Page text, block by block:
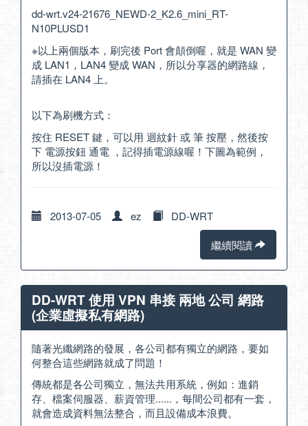
dd-wrt.v24-21676_NEWD-2_K2.6_mini_RT-
N10PLUSD1
※以上兩個版本，刷完後 Port 會顛倒喔，就是 WAN 變
成 LAN1，LAN4 變成 WAN，所以分享器的網路線，
請插在 LAN4 上。
以下為刷機方式：
按住 RESET 鍵，可以用 迴紋針 或 筆 按壓，然後按
下 電源按鈕 通電 ，記得插電源線喔！下圖為範例，
所以沒插電源！
2013-07-05 ez
DD-WRT
繼續閱讀
DD-WRT 使用 VPN 串接 兩地 公司 網路
(企業虛擬私有網路)
隨著光纖網路的發展，各公司都有獨立的網路，要如
何整合這些網路就成了問題！
傳統都是各公司獨立，無法共用系統，例如：進銷
存、檔案伺服器、薪資管理......，每間公司都有一套，
就會造成資料無法整合，而且設備成本浪費。